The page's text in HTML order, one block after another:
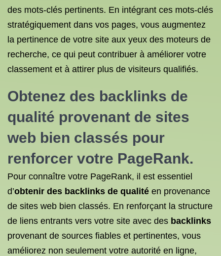
des mots-clés pertinents. En intégrant ces mots-clés
stratégiquement dans vos pages, vous augmentez
la pertinence de votre site aux yeux des moteurs de
recherche, ce qui peut contribuer à améliorer votre
classement et à attirer plus de visiteurs qualifiés.
Obtenez des backlinks de
qualité provenant de sites
web bien classés pour
renforcer votre PageRank.
Pour connaître votre PageRank, il est essentiel
d’obtenir des backlinks de qualité en provenance
de sites web bien classés. En renforçant la structure
de liens entrants vers votre site avec des backlinks
provenant de sources fiables et pertinentes, vous
améliorez non seulement votre autorité en ligne,